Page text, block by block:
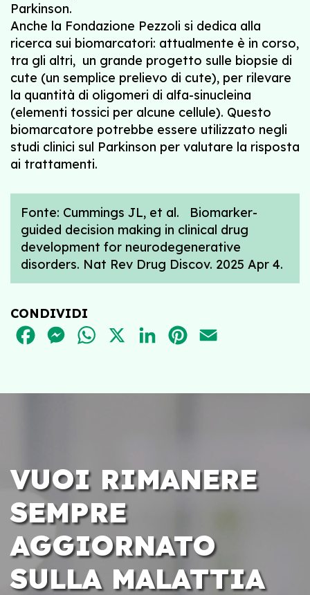
Parkinson.
Anche la Fondazione Pezzoli si dedica alla
ricerca sui biomarcatori: attualmente è in corso,
tra gli altri, un grande progetto sulle biopsie di
cute (un semplice prelievo di cute), per rilevare
la quantità di oligomeri di alfa-sinucleina
(elementi tossici per alcune cellule). Questo
biomarcatore potrebbe essere utilizzato negli
studi clinici sul Parkinson per valutare la risposta
ai trattamenti.
Fonte: Cummings JL, et al. Biomarker-
guided decision making in clinical drug
development for neurodegenerative
disorders. Nat Rev Drug Discov. 2025 Apr 4.
CONDIVIDI
FACEBOOKMESSENGER
WHATSAPPLINKEDINPINTEREST
VUOI RIMANERE
SEMPRE
AGGIORNATO
SULLA MALATTIA